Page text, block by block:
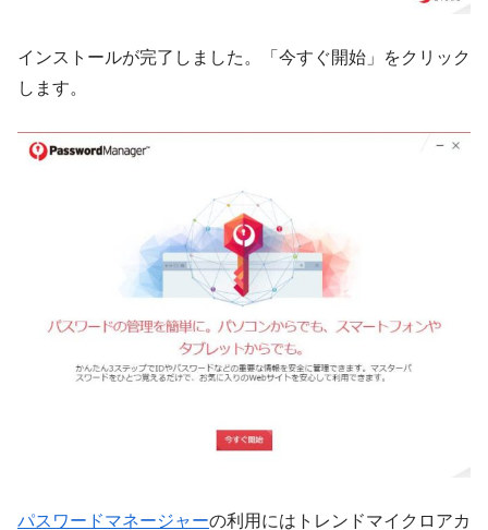
インストールが完了しました。「今すぐ開始」をクリック
します。
パスワードマネージャーの利用にはトレンドマイクロアカ